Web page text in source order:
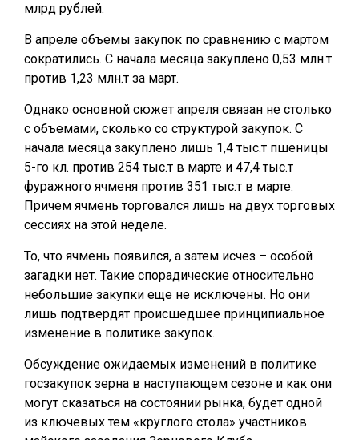
млрд рублей.
В апреле объемы закупок по сравнению с мартом
сократились. С начала месяца закуплено 0,53 млн.т
против 1,23 млн.т за март.
Однако основной сюжет апреля связан не столько
с объемами, сколько со структурой закупок. С
начала месяца закуплено лишь 1,4 тыс.т пшеницы
5-го кл. против 254 тыс.т в марте и 47,4 тыс.т
фуражного ячменя против 351 тыс.т в марте.
Причем ячмень торговался лишь на двух торговых
сессиях на этой неделе.
То, что ячмень появился, а затем исчез – особой
загадки нет. Такие спорадические относительно
небольшие закупки еще не исключены. Но они
лишь подтвердят происшедшее принципиальное
изменение в политике закупок.
Обсуждение ожидаемых изменений в политике
госзакупок зерна в наступающем сезоне и как они
могут сказаться на состоянии рынка, будет одной
из ключевых тем «круглого стола» участников